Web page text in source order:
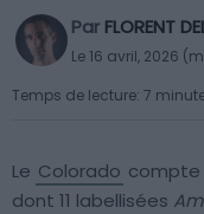
Par FLORENT
Le 16 avril, 2026
Temps de lecture: 7
Le Colorado compte
dont 11 labellisées